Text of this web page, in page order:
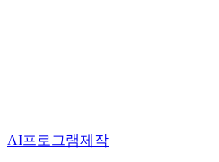
AI프로그램제작